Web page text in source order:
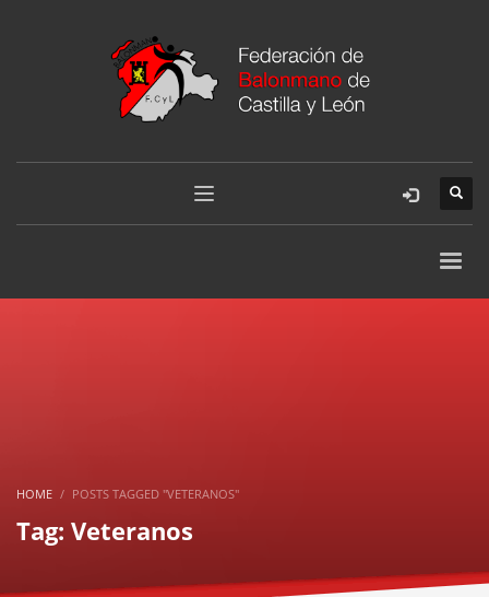
HOME POSTS TAGGED "VETERANOS"
Tag: Veteranos